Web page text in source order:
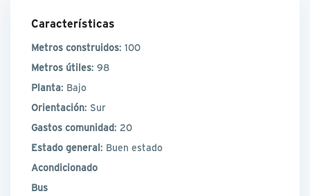
Características
Metros construidos: 100
Metros útiles: 98
Planta: Bajo
Orientación: Sur
Gastos comunidad: 20
Estado general: Buen estado
Acondicionado
Bus